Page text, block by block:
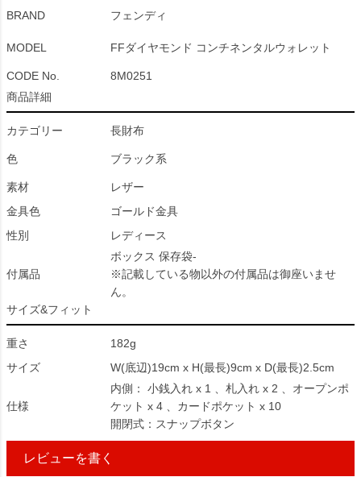
BRAND フェンディ
MODEL FFダイヤモンド コンチネンタルウォレット
CODE No.
8M0251
商品詳細
カテゴリー 長財布
色 ブラック系
素材
レザー
金具色
ゴールド金具
性別
レディース
付属品
ボックス 保存袋-
※記載している物以外の付属品は御座いませ
ん。
サイズ&フィット
重さ
182g
サイズ
W(底辺)19cm x H(最長)9cm x D(最長)2.5cm
仕様
内側： 小銭入れ x 1 、札入れ x 2 、オープンポ
ケット x 4 、カードポケット x 10
開閉式：スナップボタン
レビューを書く